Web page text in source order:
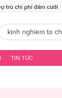
trù chi phí đám cưới
kinh nghiem to
TIN TỨC